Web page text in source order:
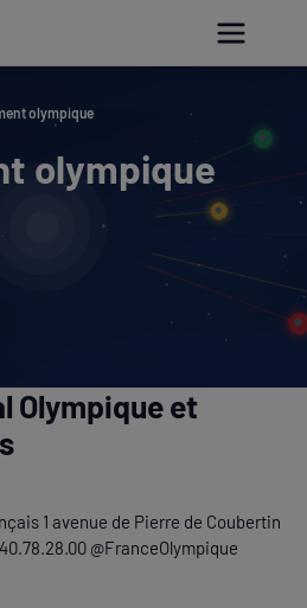
olympique
olympique
Olympique et
1 avenue de Pierre de Coubertin
@FranceOlympique